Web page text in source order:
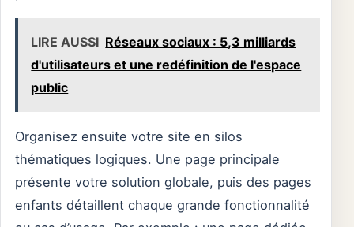
LIRE AUSSI Réseaux sociaux : 5,3 milliards
d'utilisateurs et une redéfinition de l'espace
public
Organisez ensuite votre site en silos
thématiques logiques. Une page principale
présente votre solution globale, puis des pages
enfants détaillent chaque grande fonctionnalité